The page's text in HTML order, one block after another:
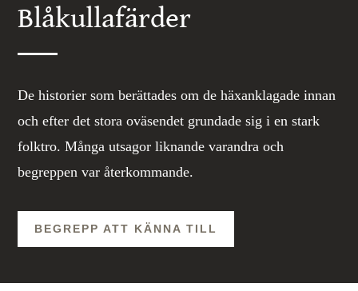
Blåkullafärder
De historier som berättades om de häxanklagade innan
och efter det stora oväsendet grundade sig i en stark
folktro. Många utsagor liknande varandra och
begreppen var återkommande.
BEGREPP ATT KÄNNA TILL